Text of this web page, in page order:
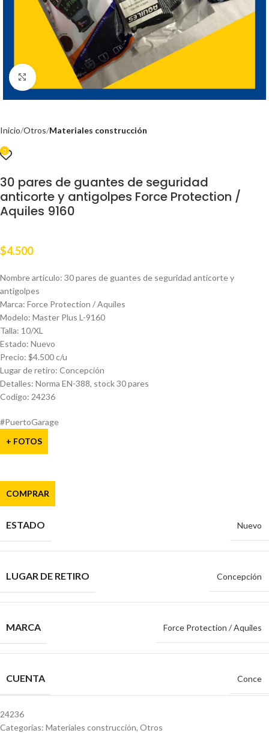
Clic para ampliar
Inicio Otros Materiales construcción
0
30 pares de guantes de seguridad
anticorte y antigolpes Force Protection /
Aquiles 9160
$4.500
Nombre articulo: 30 pares de guantes de seguridad anticorte y
antigolpes
Marca: Force Protection / Aquiles
Modelo: Master Plus L-9160
Talla: 10/XL
Estado: Nuevo
Precio: $4.500 c/u
Lugar de retiro: Concepción
Detalles: Norma EN-388, stock 30 pares
Codigo: 24236
#PuertoGarage
+ FOTOS
COMPRAR
ESTADO Nuevo
LUGAR DE RETIRO Concepción
MARCA Force Protection / Aquiles
CUENTA Conce
24236
Categorías: Materiales construcción, Otros